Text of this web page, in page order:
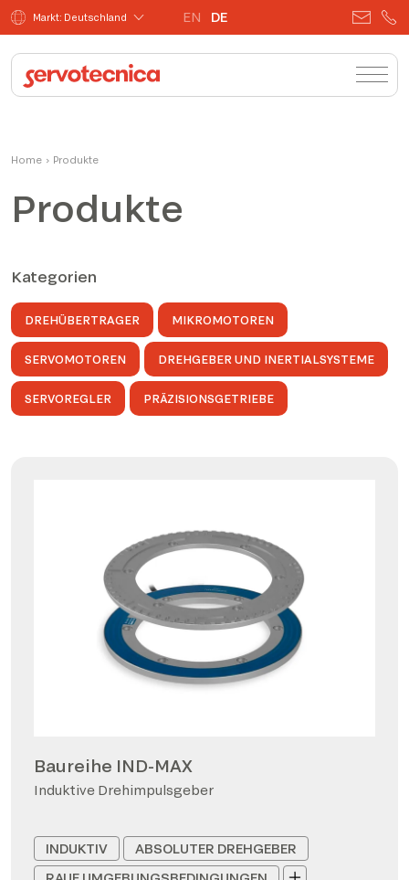
Markt: Deutschland EN DE
Home › Produkte
Produkte
Kategorien
DREHÜBERTRAGER MIKROMOTOREN
SERVOMOTOREN DREHGEBER UND INERTIALSYSTEME
SERVOREGLER PRÄZISIONSGETRIEBE
Baureihe IND-MAX
Induktive Drehimpulsgeber
INDUKTIV
ABSOLUTER DREHGEBER